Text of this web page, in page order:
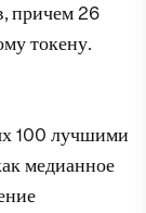
причем 26
токену.
100 лучшими
медианное